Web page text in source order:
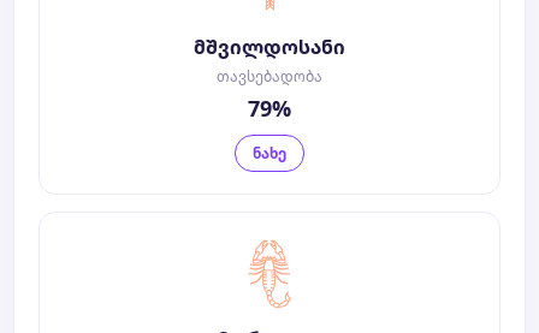
მშვილდოსანი
თავსებადობა
79%
ნახე